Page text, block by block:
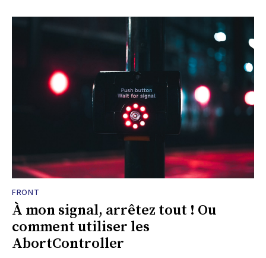
FRONT
À mon signal, arrêtez tout ! Ou
comment utiliser les
AbortController